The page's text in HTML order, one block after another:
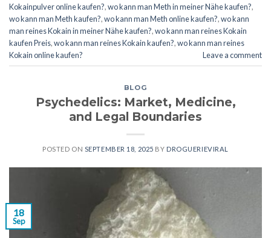
Kokainpulver online kaufen?,wo kann man Meth in meiner Nähe kaufen?,
wo kann man Meth kaufen?,wo kann man Meth online kaufen?,wo kann
man reines Kokain in meiner Nähe kaufen?,wo kann man reines Kokain
kaufen Preis,wo kann man reines Kokain kaufen?,wo kann man reines
Kokain online kaufen?
Leave a comment
BLOG
Psychedelics: Market, Medicine,
and Legal Boundaries
POSTED ON SEPTEMBER 18, 2025 BY DROGUERIEVIRAL
18
Sep